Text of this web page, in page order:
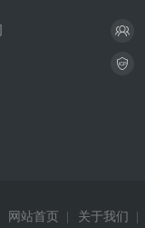
网站首页 关于我们